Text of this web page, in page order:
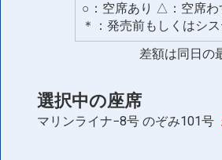
○：空席あり △：空席わ
＊：発売前もしくはシ
差額は同日の
選択中の座席
マリンライナ−8号 のぞみ101号